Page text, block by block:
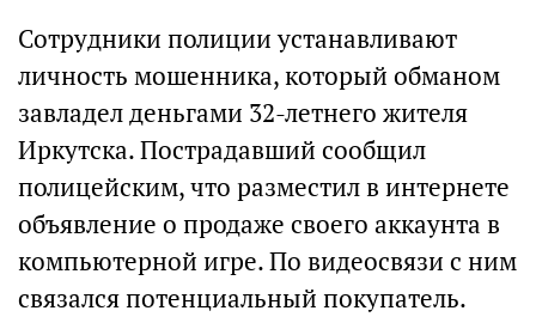
Сотрудники полиции устанавливают
личность мошенника, который обманом
завладел деньгами 32-летнего жителя
Иркутска. Пострадавший сообщил
полицейским, что разместил в интернете
объявление о продаже своего аккаунта в
компьютерной игре. По видеосвязи с ним
связался потенциальный покупатель.